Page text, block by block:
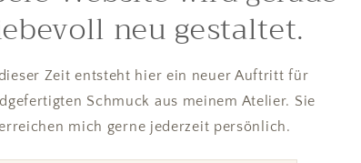
neu gestaltet.
Zeit entsteht hier ein neuer Auftritt für
Schmuck aus meinem Atelier. Sie
mich gerne jederzeit persönlich.